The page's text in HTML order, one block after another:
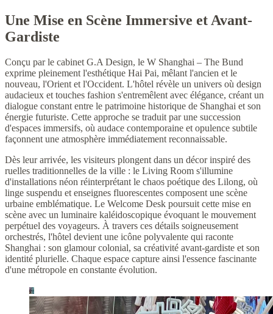
Une Mise en Scène Immersive et Avant-
Gardiste
Conçu par le cabinet G.A Design, le W Shanghai – The Bund
exprime pleinement l'esthétique Hai Pai, mêlant l'ancien et le
nouveau, l'Orient et l'Occident. L'hôtel révèle un univers où design
audacieux et touches fashion s'entremêlent avec élégance, créant un
dialogue constant entre le patrimoine historique de Shanghai et son
énergie futuriste. Cette approche se traduit par une succession
d'espaces immersifs, où audace contemporaine et opulence subtile
façonnent une atmosphère immédiatement reconnaissable.
Dès leur arrivée, les visiteurs plongent dans un décor inspiré des
ruelles traditionnelles de la ville : le Living Room s'illumine
d'installations néon réinterprétant le chaos poétique des Lilong, où
linge suspendu et enseignes fluorescentes composent une scène
urbaine emblématique. Le Welcome Desk poursuit cette mise en
scène avec un luminaire kaléidoscopique évoquant le mouvement
perpétuel des voyageurs. À travers ces détails soigneusement
orchestrés, l'hôtel devient une icône polyvalente qui raconte
Shanghai : son glamour colonial, sa créativité avant-gardiste et son
identité plurielle. Chaque espace capture ainsi l'essence fascinante
d'une métropole en constante évolution.